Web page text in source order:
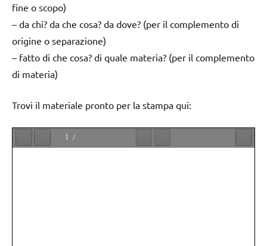
fine o scopo)
– da chi? da che cosa? da dove? (per il complemento di
origine o separazione)
– fatto di che cosa? di quale materia? (per il complemento
di materia)
Trovi il materiale pronto per la stampa qui: